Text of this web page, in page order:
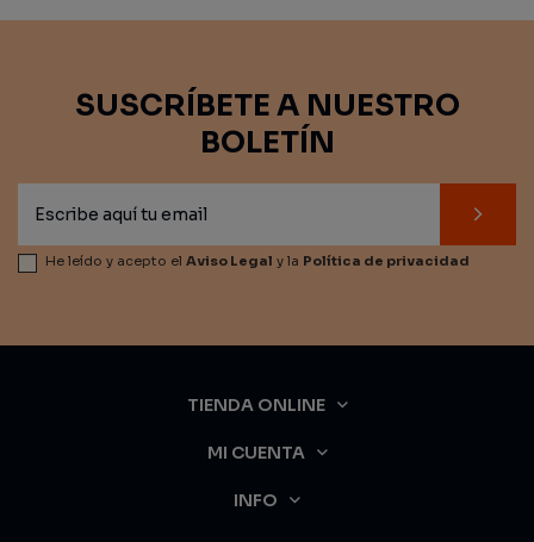
SUSCRÍBETE A NUESTRO
BOLETÍN
He leído y acepto el Aviso Legal y la Política de privacidad
TIENDA ONLINE
MI CUENTA
INFO